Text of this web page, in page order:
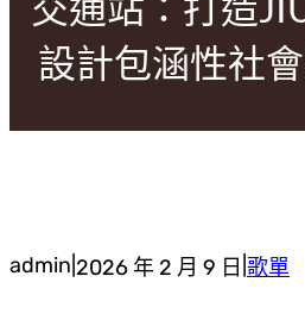
設計包涵性社
admin 2026 年 2 月 9 日 歌單